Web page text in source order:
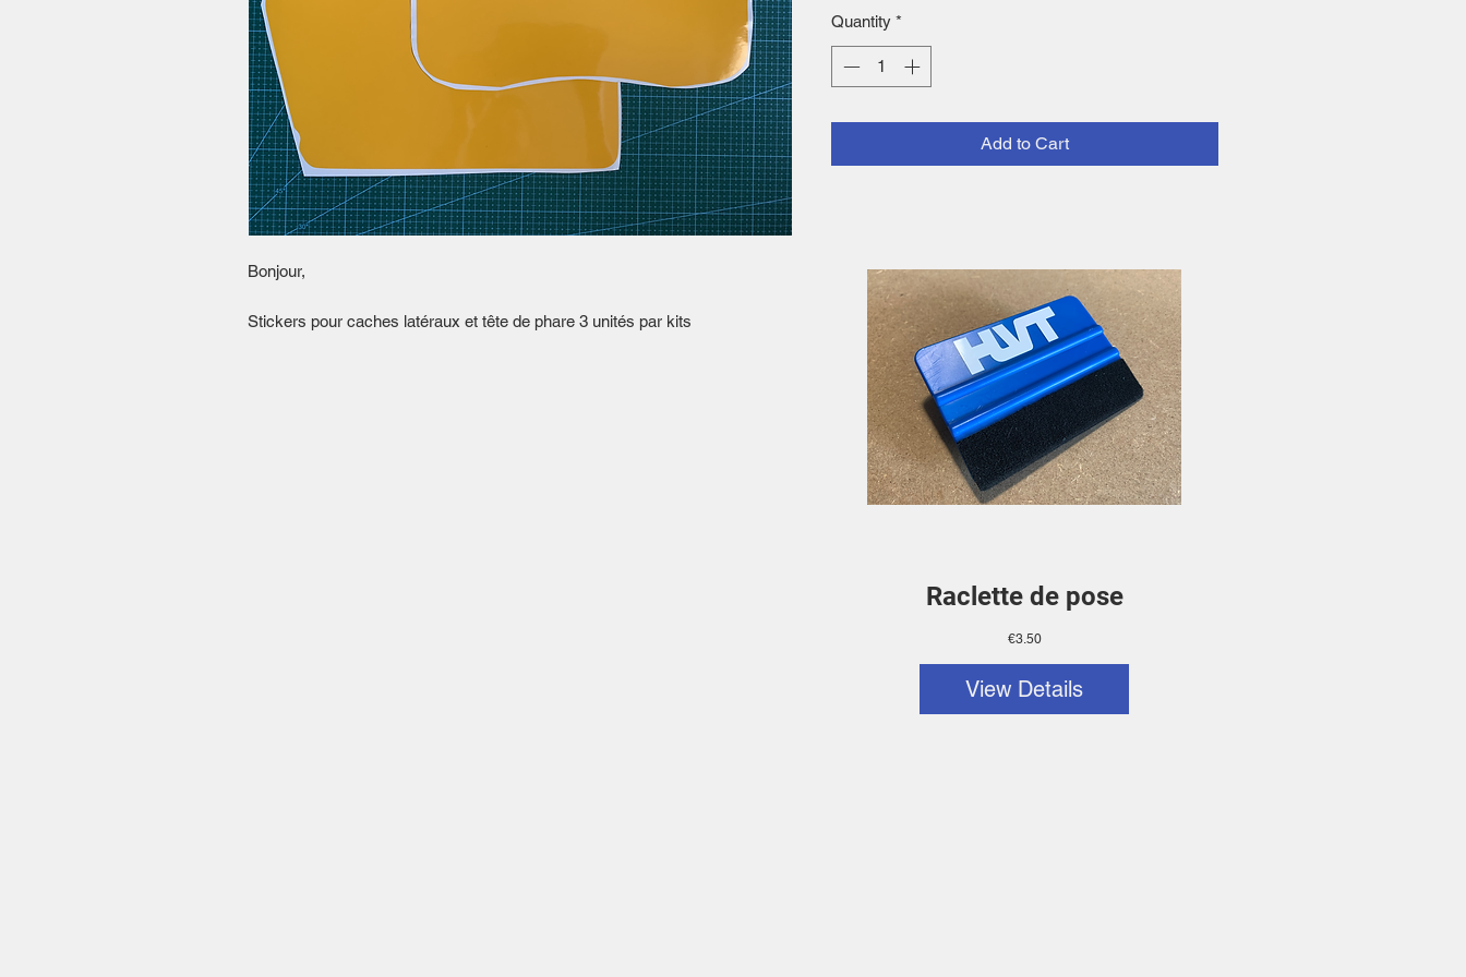
Raclette de pose
€3.50Price
View Details
Bonjour,
Stickers pour caches latéraux et tête de phare 3 unités par kits
Quantity *
Add to Cart